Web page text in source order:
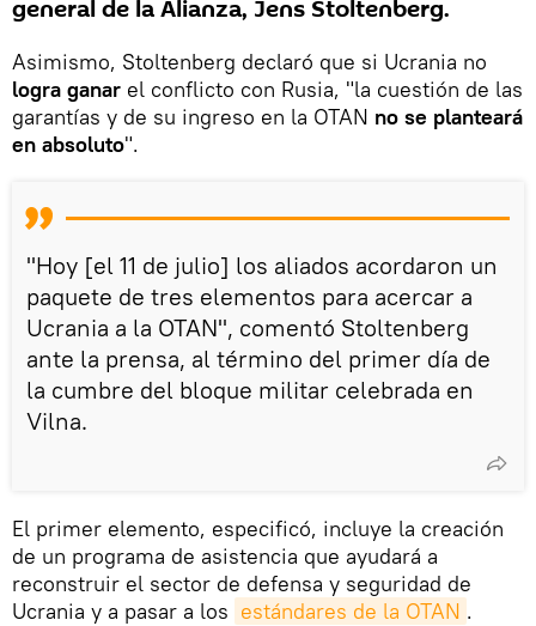
general de la Alianza, Jens Stoltenberg.
Asimismo, Stoltenberg declaró que si Ucrania no
logra ganar el conflicto con Rusia, "la cuestión de las
garantías y de su ingreso en la OTAN no se planteará
en absoluto".
"Hoy [el 11 de julio] los aliados acordaron un
paquete de tres elementos para acercar a
Ucrania a la OTAN", comentó Stoltenberg
ante la prensa, al término del primer día de
la cumbre del bloque militar celebrada en
Vilna.
El primer elemento, especificó, incluye la creación
de un programa de asistencia que ayudará a
reconstruir el sector de defensa y seguridad de
Ucrania y a pasar a los estándares de la OTAN .